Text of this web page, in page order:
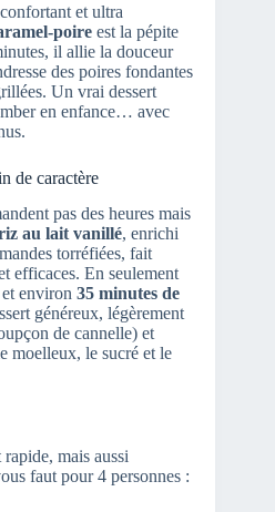
et ultra
poire est la pépite
il allie la douceur
des poires fondantes
Un vrai dessert
en enfance… avec
de caractère
pas des heures mais
au lait vanillé, enrichi
torréfiées, fait
efficaces. En seulement
et environ 35 minutes de
généreux, légèrement
de cannelle) et
moelleux, le sucré et le
mais aussi
faut pour 4 personnes :